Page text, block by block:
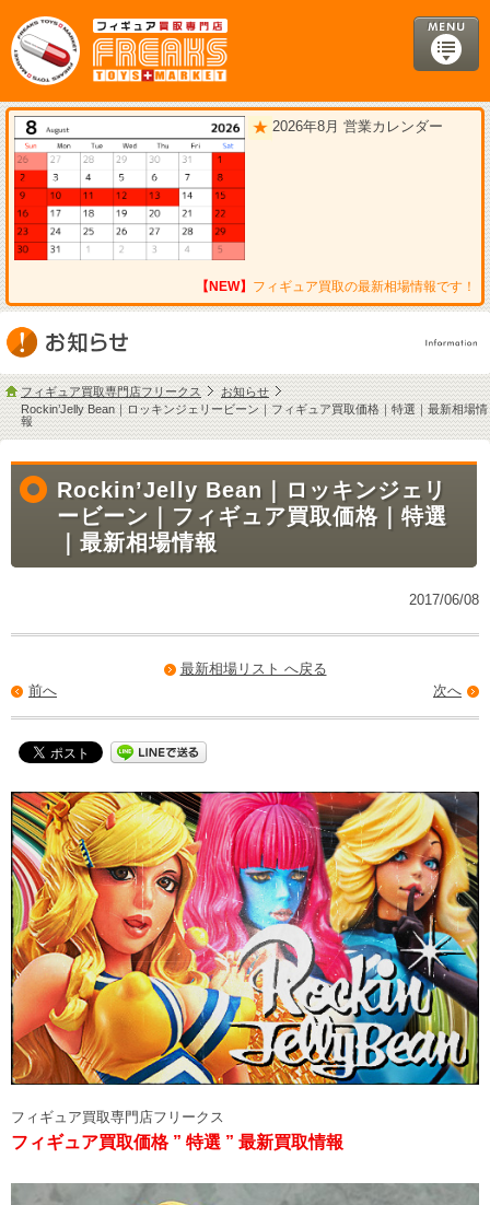
2026年8月 営業カレンダー
【NEW】 フィギュア買取の最新相場情報です！
フィギュア買取専門店フリークス
お知らせ
Rockin’Jelly Bean｜ロッキンジェリービーン｜フィギュア買取価格｜特選｜最新相場情
報
Rockin’Jelly Bean｜ロッキンジェリ
ービーン｜フィギュア買取価格｜特選
｜最新相場情報
2017/06/08
最新相場リスト へ戻る
次へ
前へ
フィギュア買取専門店フリークス
フィギュア買取価格 ” 特選 ” 最新買取情報